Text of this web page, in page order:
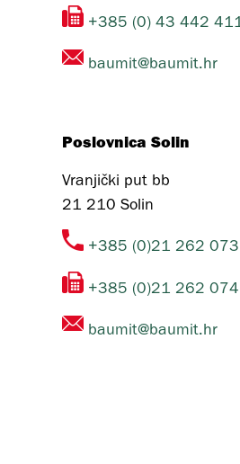
+385 (0) 43 442
baumit@baumit.hr
Poslovnica Solin
Vranjički put bb
21 210 Solin
+385 (0)21 262 073
+385 (0)21 262 074
baumit@baumit.hr